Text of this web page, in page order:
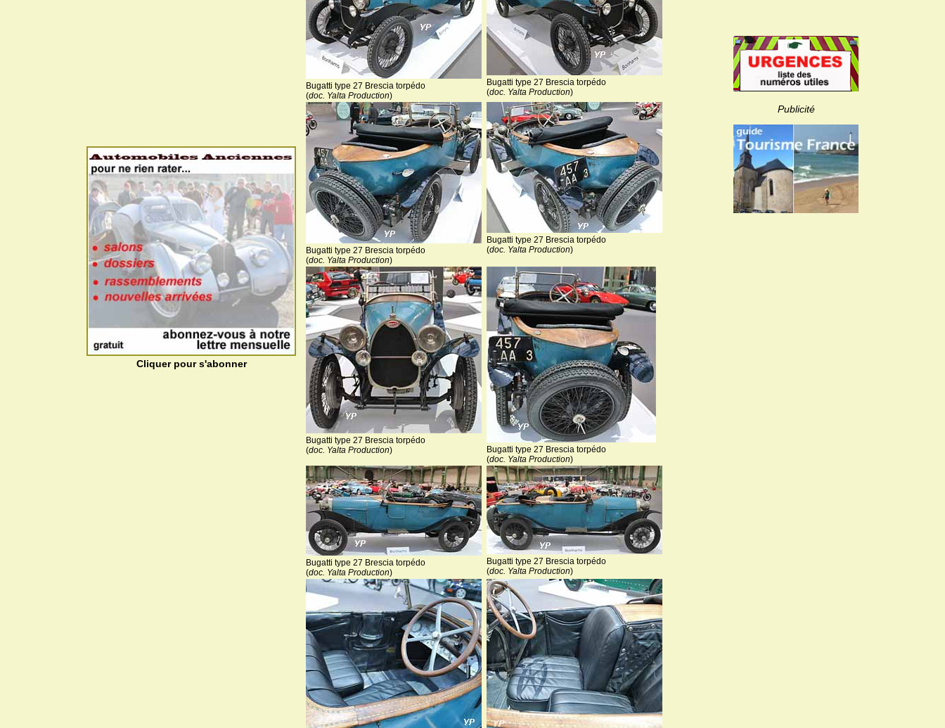
Cliquer pour s'abonner
Publicité
Bugatti type 27 Brescia torpédo
(doc. Yalta Production)
Bugatti type 27 Brescia torpédo
(doc. Yalta Production)
Bugatti type 27 Brescia torpédo
(doc. Yalta Production)
Bugatti type 27 Brescia torpédo
(doc. Yalta Production)
Bugatti type 27 Brescia torpédo
(doc. Yalta Production)
Bugatti type 27 Brescia torpédo
(doc. Yalta Production)
Bugatti type 27 Brescia torpédo
(doc. Yalta Production)
Bugatti type 27 Brescia torpédo
(doc. Yalta Production)